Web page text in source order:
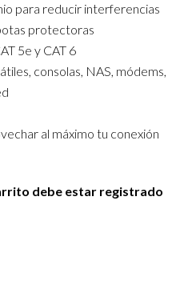
para reducir interferencias
protectoras
5e y CAT 6
consolas, NAS, módems,
al máximo tu conexión
debe estar registrado